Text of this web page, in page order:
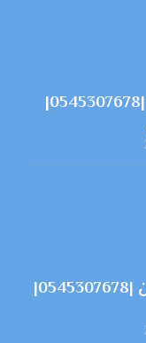
شركة تنظيف فلل في العين |0545307678|
شركة مكافحة الحمام في العين |0545307678|